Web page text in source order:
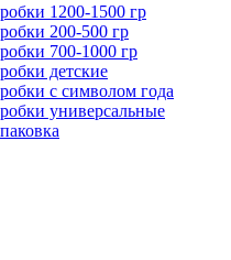
1200-1500 гр
200-500 гр
700-1000 гр
детские
с символом года
универсальные